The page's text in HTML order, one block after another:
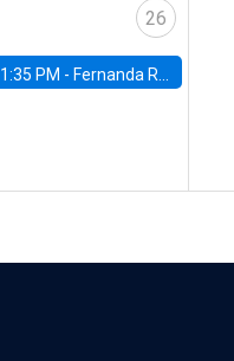
26
1:35 PM - Fernanda Rojas Ampuero, University of Wisconsin-Madison